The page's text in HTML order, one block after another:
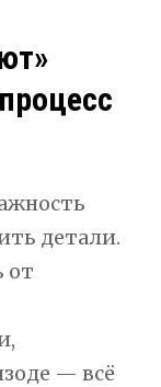
детали.
от
— всё